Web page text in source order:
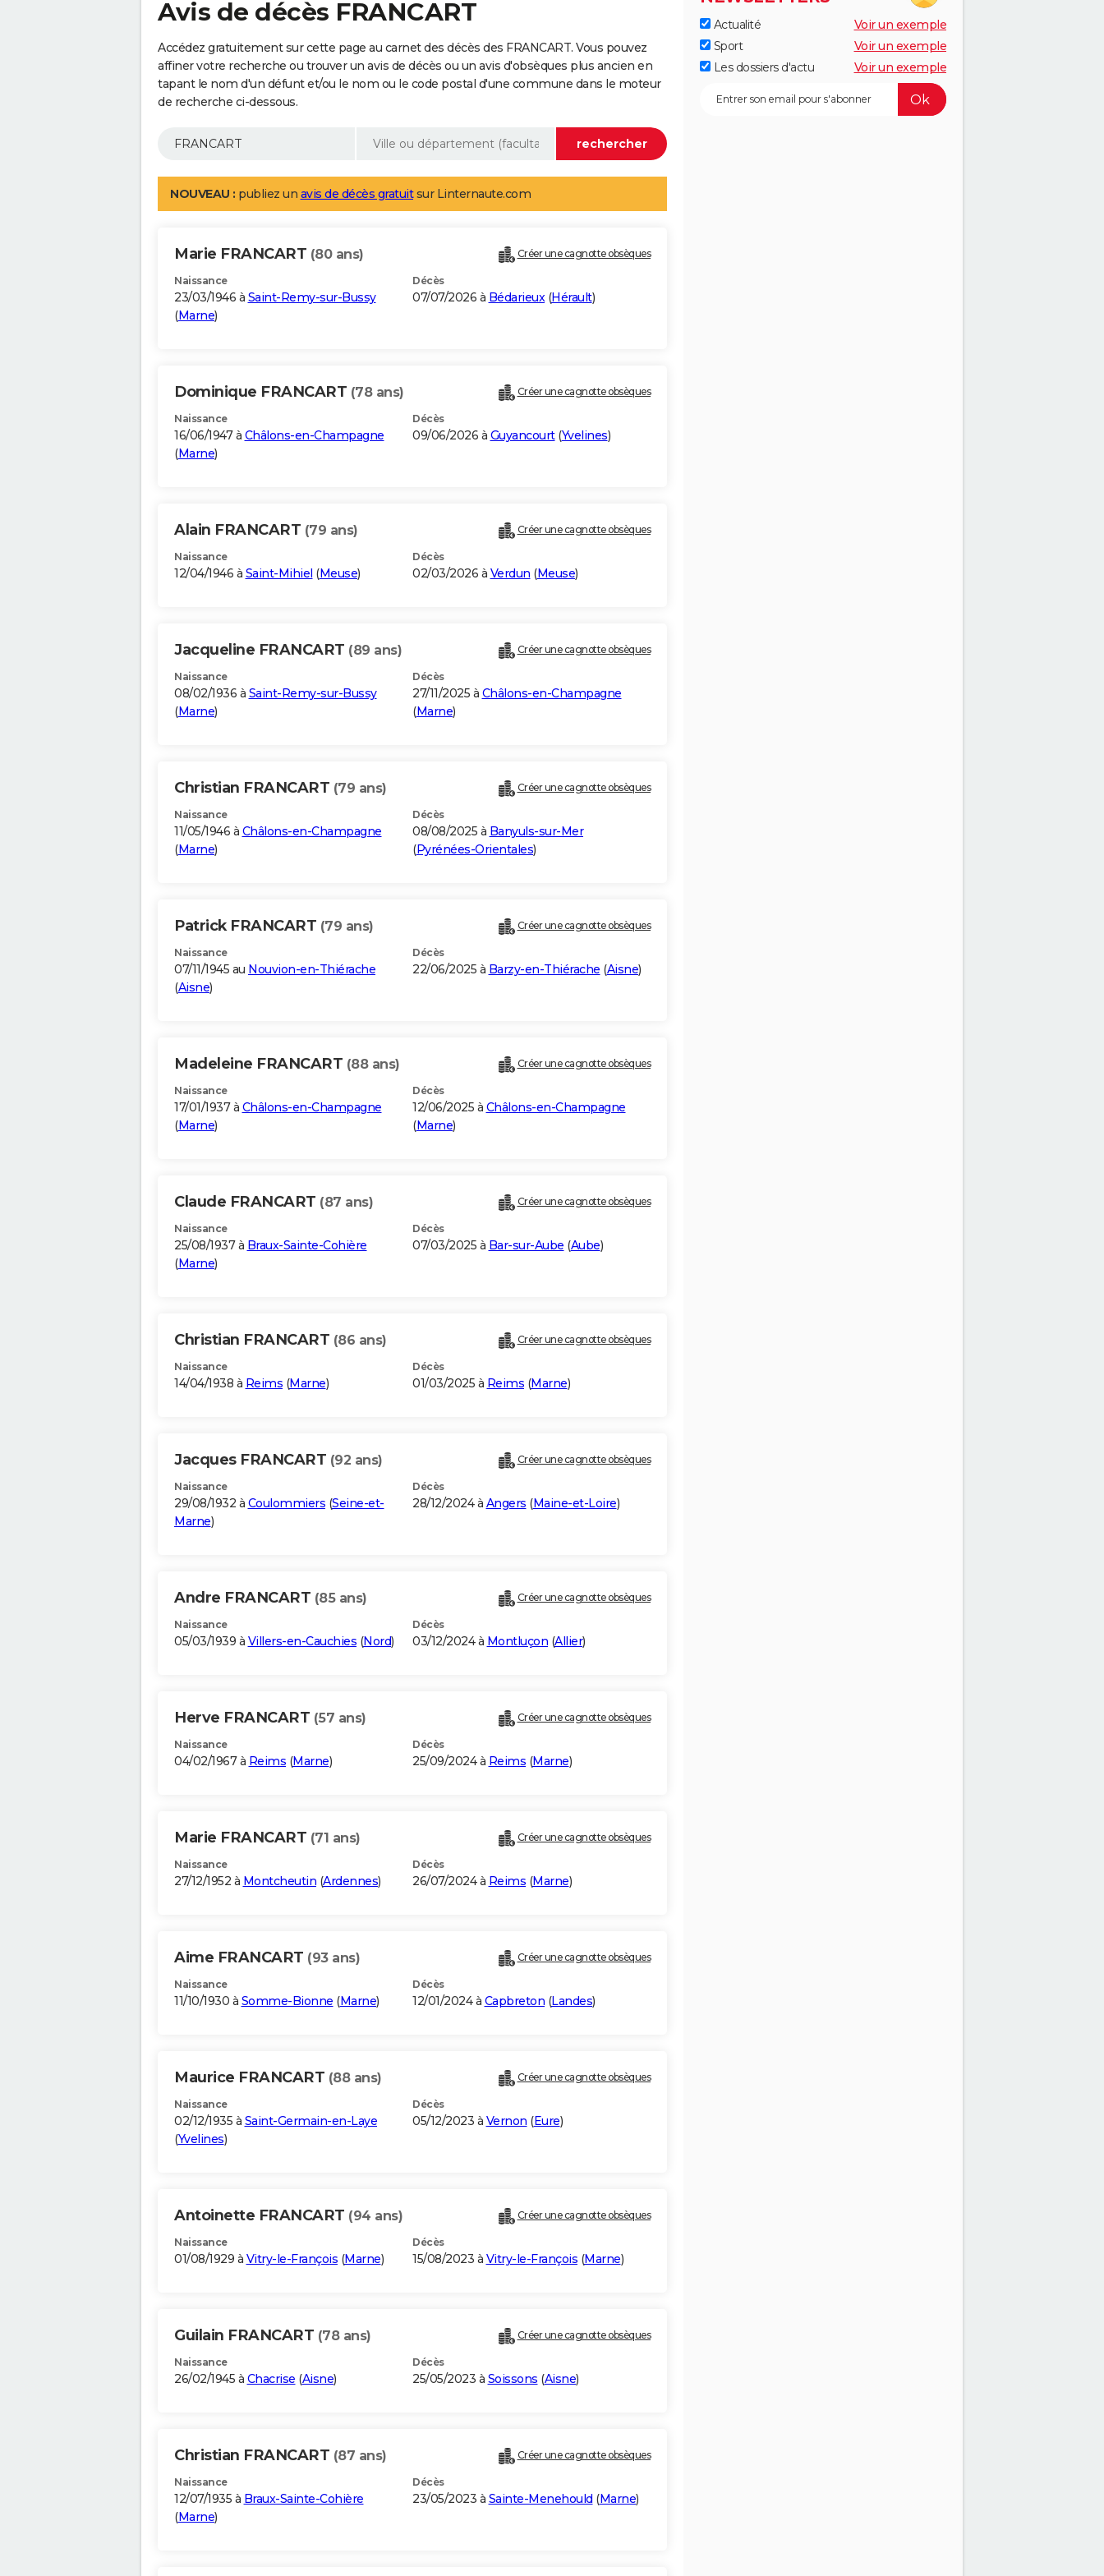
Avis de décès FRANCART
Accédez gratuitement sur cette page au carnet des décès des FRANCART. Vous pouvez
affiner votre recherche ou trouver un avis de décès ou un avis d'obsèques plus ancien en
tapant le nom d'un défunt et/ou le nom ou le code postal d'une commune dans le moteur
de recherche ci-dessous.
NOUVEAU : publiez un avis de décès gratuitsur Linternaute.com
Marie FRANCART (80 ans) Créer une cagnotte obsèques
Naissance
23/03/1946 à Saint-Remy-sur-Bussy
(Marne)
Décès
07/07/2026 à Bédarieux(Hérault)
Dominique FRANCART (78 ans) Créer une cagnotte obsèques
Naissance
16/06/1947 à Châlons-en-Champagne
(Marne)
Décès
09/06/2026 à Guyancourt(Yvelines)
Alain FRANCART (79 ans) Créer une cagnotte obsèques
Naissance
12/04/1946 à Saint-Mihiel (Meuse)
Décès
02/03/2026 à Verdun (Meuse)
Jacqueline FRANCART (89 ans) Créer une cagnotte obsèques
Naissance
08/02/1936 à Saint-Remy-sur-Bussy
(Marne)
Décès
27/11/2025 à Châlons-en-Champagne
(Marne)
Christian FRANCART (79 ans) Créer une cagnotte obsèques
Naissance
11/05/1946 à Châlons-en-Champagne
(Marne)
Décès
08/08/2025 à Banyuls-sur-Mer
(Pyrénées-Orientales)
Patrick FRANCART (79 ans) Créer une cagnotte obsèques
Naissance
07/11/1945 au Nouvion-en-Thiérache
(Aisne)
Décès
22/06/2025 à Barzy-en-Thiérache (Aisne)
Madeleine FRANCART (88 ans) Créer une cagnotte obsèques
Naissance
17/01/1937 à Châlons-en-Champagne
(Marne)
Décès
12/06/2025 à Châlons-en-Champagne
(Marne)
Claude FRANCART (87 ans) Créer une cagnotte obsèques
Naissance
25/08/1937 à Braux-Sainte-Cohière
(Marne)
Décès
07/03/2025 à Bar-sur-Aube (Aube)
Christian FRANCART (86 ans) Créer une cagnotte obsèques
Naissance
14/04/1938 à Reims (Marne)
Décès
01/03/2025 à Reims (Marne)
Jacques FRANCART (92 ans) Créer une cagnotte obsèques
Naissance
29/08/1932 à Coulommiers (Seine-et-
Marne)
Décès
28/12/2024 à Angers (Maine-et-Loire)
Andre FRANCART (85 ans) Créer une cagnotte obsèques
Naissance
05/03/1939 à Villers-en-Cauchies (Nord)
Décès
03/12/2024 à Montluçon (Allier)
Herve FRANCART (57 ans) Créer une cagnotte obsèques
Naissance
04/02/1967 à Reims (Marne)
Décès
25/09/2024 à Reims (Marne)
Marie FRANCART (71 ans) Créer une cagnotte obsèques
Naissance
27/12/1952 à Montcheutin (Ardennes)
Décès
26/07/2024 à Reims (Marne)
Aime FRANCART (93 ans) Créer une cagnotte obsèques
Naissance
11/10/1930 à Somme-Bionne (Marne)
Décès
12/01/2024 à Capbreton (Landes)
Maurice FRANCART (88 ans) Créer une cagnotte obsèques
Naissance
02/12/1935 à Saint-Germain-en-Laye
(Yvelines)
Décès
05/12/2023 à Vernon (Eure)
Antoinette FRANCART (94 ans) Créer une cagnotte obsèques
Naissance
01/08/1929 à Vitry-le-François (Marne)
Décès
15/08/2023 à Vitry-le-François (Marne)
Guilain FRANCART (78 ans) Créer une cagnotte obsèques
Naissance
26/02/1945 à Chacrise (Aisne)
Décès
25/05/2023 à Soissons (Aisne)
Christian FRANCART (87 ans) Créer une cagnotte obsèques
Naissance
12/07/1935 à Braux-Sainte-Cohière
(Marne)
Décès
23/05/2023 à Sainte-Menehould (Marne)
Actualité
Voir un exemple
Sport
Voir un exemple
Les dossiers d'actu
Voir un exemple